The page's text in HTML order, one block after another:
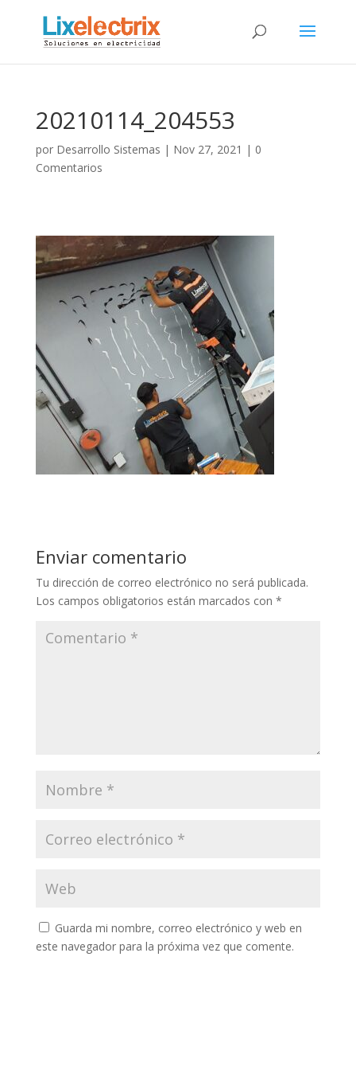
20210114_204553
por Desarrollo Sistemas | Nov 27, 2021 | 0
Comentarios
Enviar comentario
Tu dirección de correo electrónico no será publicada.
Los campos obligatorios están marcados con *
Guarda mi nombre, correo electrónico y web en
este navegador para la próxima vez que comente.